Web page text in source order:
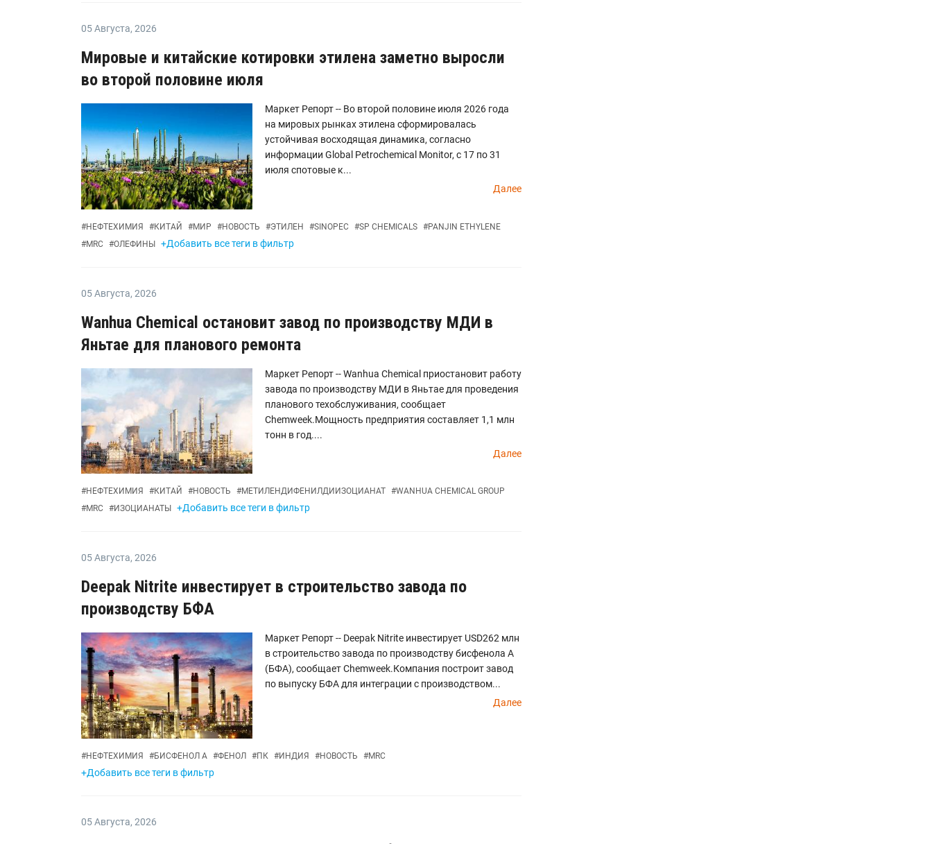
05 Августа, 2026
Мировые и китайские котировки этилена заметно выросли
во второй половине июля
Маркет Репорт -- Во второй половине июля 2026 года
на мировых рынках этилена сформировалась
устойчивая восходящая динамика, согласно
информации Global Petrochemical Monitor, с 17 по 31
июля спотовые к...
Далее
#НЕФТЕХИМИЯ #КИТАЙ #МИР #НОВОСТЬ #ЭТИЛЕН #SINOPEC #SP CHEMICALS #PANJIN ETHYLENE
#MRC #ОЛЕФИНЫ +Добавить все теги в фильтр
05 Августа, 2026
Wanhua Chemical остановит завод по производству МДИ в
Яньтае для планового ремонта
Маркет Репорт -- Wanhua Chemical приостановит работу
завода по производству МДИ в Яньтае для проведения
планового техобслуживания, сообщает
Chemweek.Мощность предприятия составляет 1,1 млн
тонн в год....
Далее
#НЕФТЕХИМИЯ #КИТАЙ #НОВОСТЬ #МЕТИЛЕНДИФЕНИЛДИИЗОЦИАНАТ #WANHUA CHEMICAL GROUP
#MRC #ИЗОЦИАНАТЫ +Добавить все теги в фильтр
05 Августа, 2026
Deepak Nitrite инвестирует в строительство завода по
производству БФА
Маркет Репорт -- Deepak Nitrite инвестирует USD262 млн
в строительство завода по производству бисфенола А
(БФА), сообщает Chemweek.Компания построит завод
по выпуску БФА для интеграции с производством...
Далее
#НЕФТЕХИМИЯ #БИСФЕНОЛ А #ФЕНОЛ #ПК #ИНДИЯ #НОВОСТЬ #MRC
+Добавить все теги в фильтр
05 Августа, 2026